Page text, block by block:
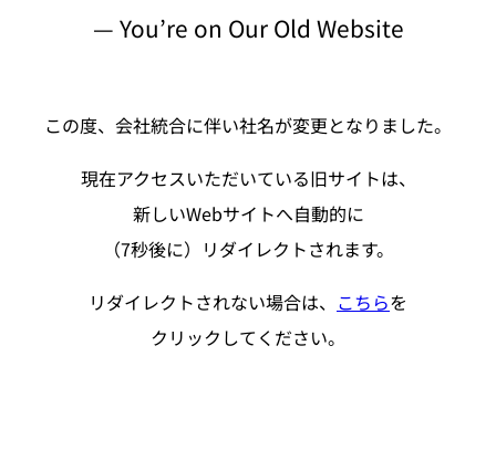
— You’re on Our Old Website
この度、会社統合に伴い社名が変更となりました。
現在アクセスいただいている旧サイトは、
新しいWebサイトへ自動的に
（7秒後に）リダイレクトされます。
リダイレクトされない場合は、 こちらを
クリックしてください。